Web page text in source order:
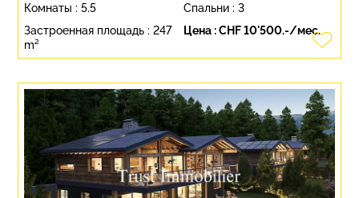
Цена :CHF 10'500.-/мес.
Комнаты :5.5 Спальни : 3
Застроенная площадь :247
m²